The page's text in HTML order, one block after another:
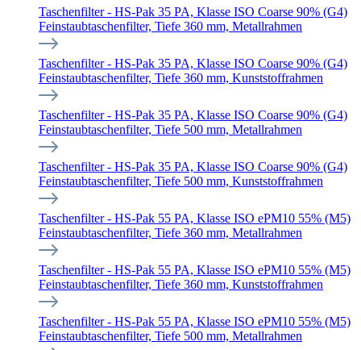
Taschenfilter - HS-Pak 35 PA, Klasse ISO Coarse 90% (G4)
Feinstaubtaschenfilter, Tiefe 360 mm, Metallrahmen
Taschenfilter - HS-Pak 35 PA, Klasse ISO Coarse 90% (G4)
Feinstaubtaschenfilter, Tiefe 360 mm, Kunststoffrahmen
Taschenfilter - HS-Pak 35 PA, Klasse ISO Coarse 90% (G4)
Feinstaubtaschenfilter, Tiefe 500 mm, Metallrahmen
Taschenfilter - HS-Pak 35 PA, Klasse ISO Coarse 90% (G4)
Feinstaubtaschenfilter, Tiefe 500 mm, Kunststoffrahmen
Taschenfilter - HS-Pak 55 PA, Klasse ISO ePM10 55% (M5)
Feinstaubtaschenfilter, Tiefe 360 mm, Metallrahmen
Taschenfilter - HS-Pak 55 PA, Klasse ISO ePM10 55% (M5)
Feinstaubtaschenfilter, Tiefe 360 mm, Kunststoffrahmen
Taschenfilter - HS-Pak 55 PA, Klasse ISO ePM10 55% (M5)
Feinstaubtaschenfilter, Tiefe 500 mm, Metallrahmen